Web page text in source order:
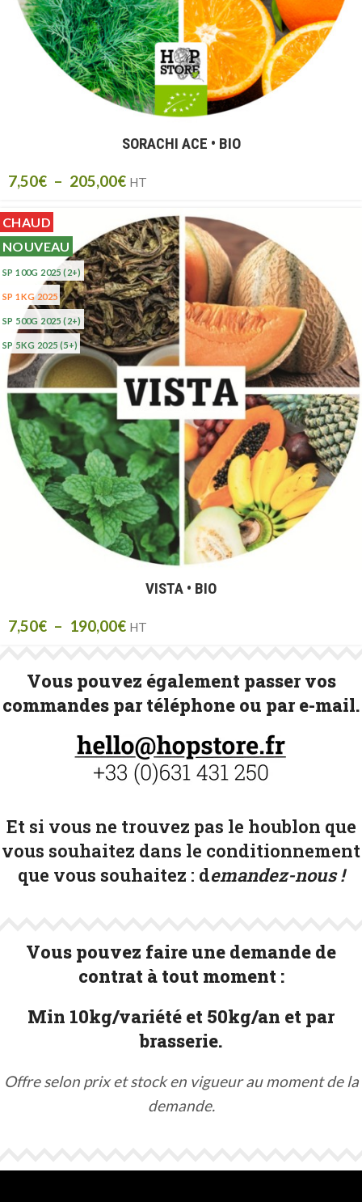
SORACHI ACE • BIO
7,50€ – 205,00€ HT
CHAUD
NOUVEAU
SP 100G 2025(2+)
SP 1KG 2025
SP 500G 2025(2+)
SP 5KG 2025 (5+)
VISTA • BIO
7,50€ – 190,00€ HT
Vous pouvez également passer vos
commandes par téléphone ou par e-mail.
Et si vous ne trouvez pas le houblon que
vous souhaitez dans le conditionnement
que vous souhaitez : demandez-nous !
Vous pouvez faire une demande de
contrat à tout moment :
Min 10kg/variété et 50kg/an et par
brasserie.
Offre selon prix et stock en vigueur au moment de la
demande.